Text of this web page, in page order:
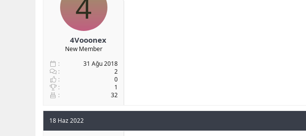
b
a
l
a
t
4Vooonex
New Member
31 Ağu 2018
2
0
1
32
18 Haz 2022